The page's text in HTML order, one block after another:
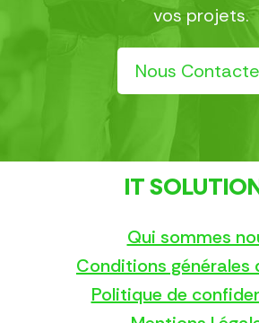
vos projets.
Nous
IT
Qui sommes
Conditions générales
Politique de